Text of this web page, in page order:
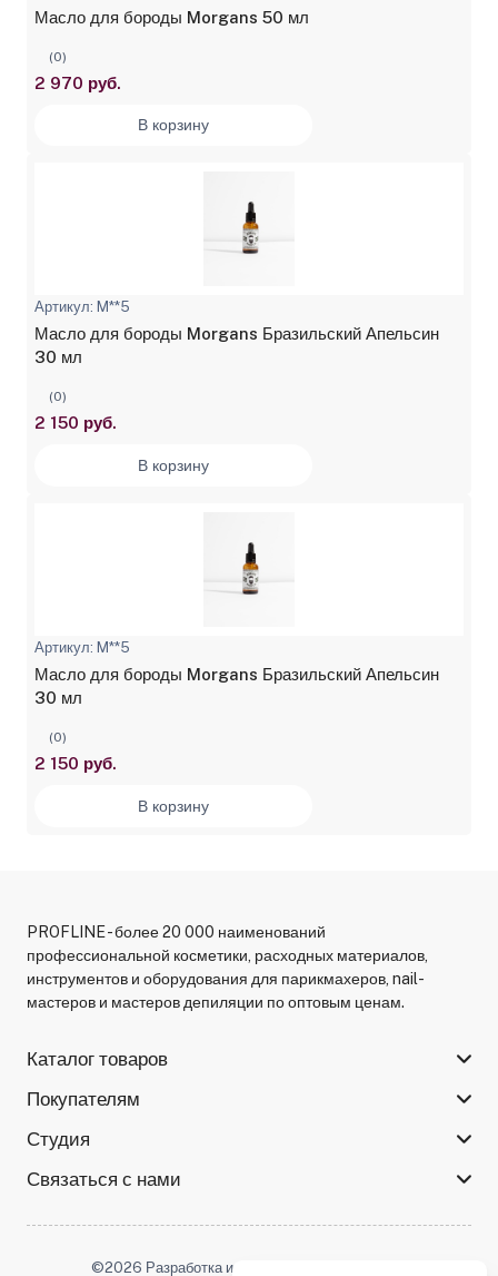
Масло для бороды Morgans 50 мл
(0)
2 970 руб.
В корзину
Артикул: M**5
Масло для бороды Morgans Бразильский Апельсин
30 мл
(0)
2 150 руб.
В корзину
Артикул: M**5
Масло для бороды Morgans Бразильский Апельсин
30 мл
(0)
2 150 руб.
В корзину
PROFLINE - более 20 000 наименований
профессиональной косметики, расходных материалов,
инструментов и оборудования для парикмахеров, nail-
мастеров и мастеров депиляции по оптовым ценам.
Каталог товаров
Покупателям
Студия
Связаться с нами
©2026 Разработка и поддержка -